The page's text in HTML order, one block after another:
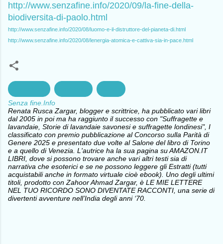
http://www.senzafine.info/2020/09/la-fine-della-
biodiversita-di-paolo.html
http://www.senzafine.info/2020/08/luomo-e-il-distruttore-del-pianeta-di.html
http://www.senzafine.info/2020/08/lenergia-atomica-e-cattiva-sia-in-pace.html
Senza fine.Info
Renata Rusca Zargar, blogger e scrittrice, ha pubblicato vari libri
dal 2005 in poi ma ha raggiunto il successo con "Suffragette e
lavandaie, Storie di lavandaie savonesi e suffragette londinesi", I
classificato con premio pubblicazione al Concorso sulla Parità di
Genere 2025 e presentato due volte al Salone del libro di Torino
e a quello di Venezia. L'autrice ha la sua pagina su AMAZON.IT
LIBRI, dove si possono trovare anche vari altri testi sia di
narrativa che esoterici e se ne possono leggere gli Estratti (tutti
acquistabili anche in formato virtuale cioè ebook). Uno degli ultimi
titoli, prodotto con Zahoor Ahmad Zargar, è LE MIE LETTERE
NEL TUO RICORDO SONO DIVENTATE RACCONTI, una serie di
divertenti avventure nell’India degli anni ‘70.